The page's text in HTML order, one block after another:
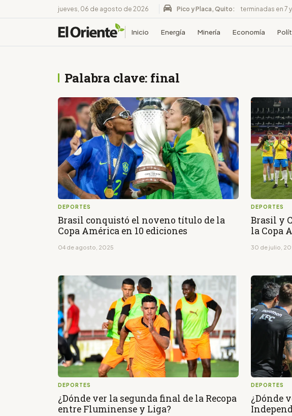
jueves, 06 de agosto de 2026 Pico y Placa, Quito: terminadas en 7
Inicio Energía Minería Economía
Palabra clave: final
DEPORTES
Brasil conquistó el noveno título de la
Copa América en 10 ediciones
04 de agosto, 2025
DEPORTES
Brasil y
la Copa
30 de julio,
DEPORTES
¿Dónde ver la segunda final de la Recopa
entre Fluminense y Liga?
DEPORTES
¿Dónde